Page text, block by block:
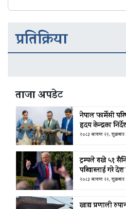
प्रतिक्रिया
ताजा अपडेट
नेपाल फार्मेसी
हृदय केन्द्रका
२०८३ श्रावण २२, शुक्रबार
ट्रम्पले राखे ५१
परिवारलाई गरे
२०८३ श्रावण २२, शुक्रबार
खाद्य प्रणाली